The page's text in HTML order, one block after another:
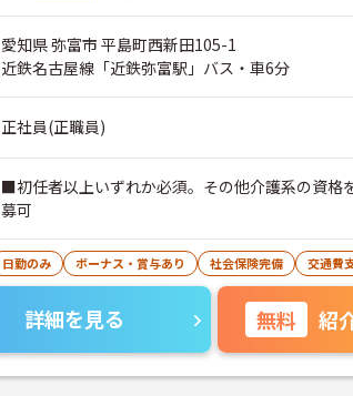
愛知県 弥富市 平島町西新田105-1
近鉄名古屋線「近鉄弥富駅」バス・車6分
正社員(正職員)
■初任者以上いずれか必須。その他介護系の資格
募可
日勤のみ ボーナス・賞与あり 社会保険完備 交通費
詳細を見る 無料 紹